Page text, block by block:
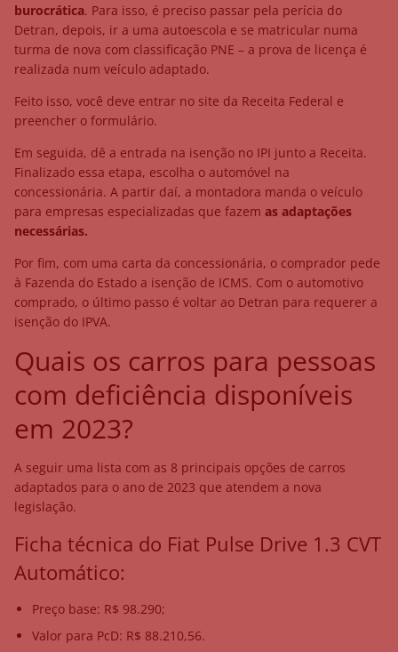
burocrática. Para isso, é preciso passar pela perícia do
Detran, depois, ir a uma autoescola e se matricular numa
turma de nova com classificação PNE – a prova de licença é
realizada num veículo adaptado.
Feito isso, você deve entrar no site da Receita Federal e
preencher o formulário.
Em seguida, dê a entrada na isenção no IPI junto a Receita.
Finalizado essa etapa, escolha o automóvel na
concessionária. A partir daí, a montadora manda o veículo
para empresas especializadas que fazem as adaptações
necessárias.
Por fim, com uma carta da concessionária, o comprador pede
à Fazenda do Estado a isenção de ICMS. Com o automotivo
comprado, o último passo é voltar ao Detran para requerer a
isenção do IPVA.
Quais os carros para pessoas
com deficiência disponíveis
em 2023?
A seguir uma lista com as 8 principais opções de carros
adaptados para o ano de 2023 que atendem a nova
legislação.
Ficha técnica do Fiat Pulse Drive 1.3 CVT
Automático:
Preço base: R$ 98.290;
Valor para PcD: R$ 88.210,56.